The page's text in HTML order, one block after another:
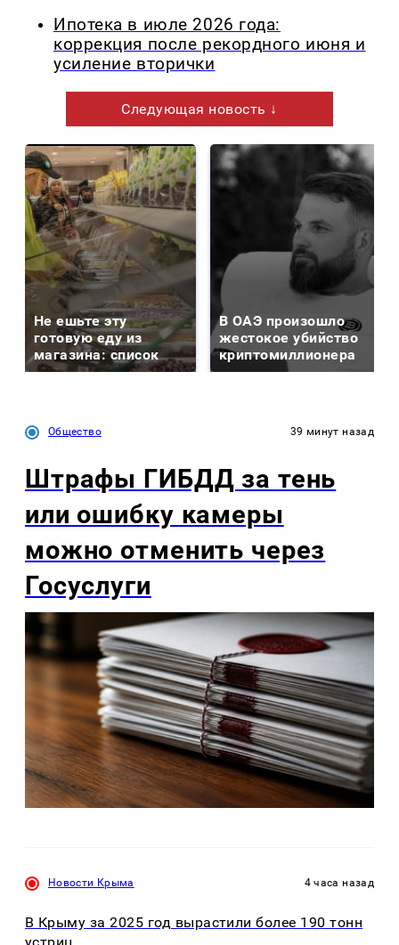
Ипотека в июле 2026 года:
коррекция после рекордного июня и
усиление вторички
Следующая новость ↓
Не ешьте эту
готовую еду из
магазина: список
В ОАЭ произошло
жестокое убийство
криптомиллионера
Общество 39 минут назад
Штрафы ГИБДД за тень
или ошибку камеры
можно отменить через
Госуслуги
Новости Крыма 4 часа назад
В Крыму за 2025 год вырастили более 190 тонн